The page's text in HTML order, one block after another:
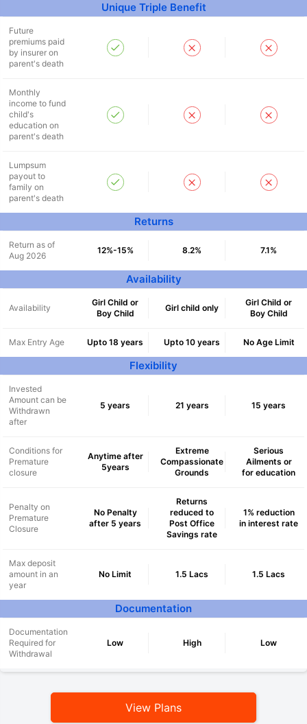
Unique Triple Benefit
Future
premiums paid
by insurer on
parent's death
Monthly
income to fund
child's
education on
parent's death
Lumpsum
payout to
family on
parent's death
Returns
Return as of
Aug 2026
12%-15% 8.2% 7.1%
Availability
Availability
Girl Child or
Boy Child
Girl child only
Girl Child or
Boy Child
Max Entry Age Upto 18 years Upto 10 years No Age Limit
Flexibility
Invested
Amount can be
Withdrawn
after
5 years 21 years 15 years
Conditions for
Premature
closure
Anytime after
5years
Extreme
Compassionate
Grounds
Serious
Ailments or
for education
Penalty on
Premature
Closure
No Penalty
after 5 years
Returns
reduced to
Post Office
Savings rate
1% reduction
in interest rate
Max deposit
amount in an
year
No Limit 1.5 Lacs 1.5 Lacs
Documentation
Documentation
Required for
Withdrawal
Low High Low
View Plans